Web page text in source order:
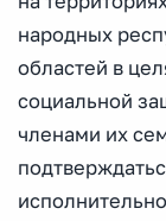
народных
областей в
социальной
членами их